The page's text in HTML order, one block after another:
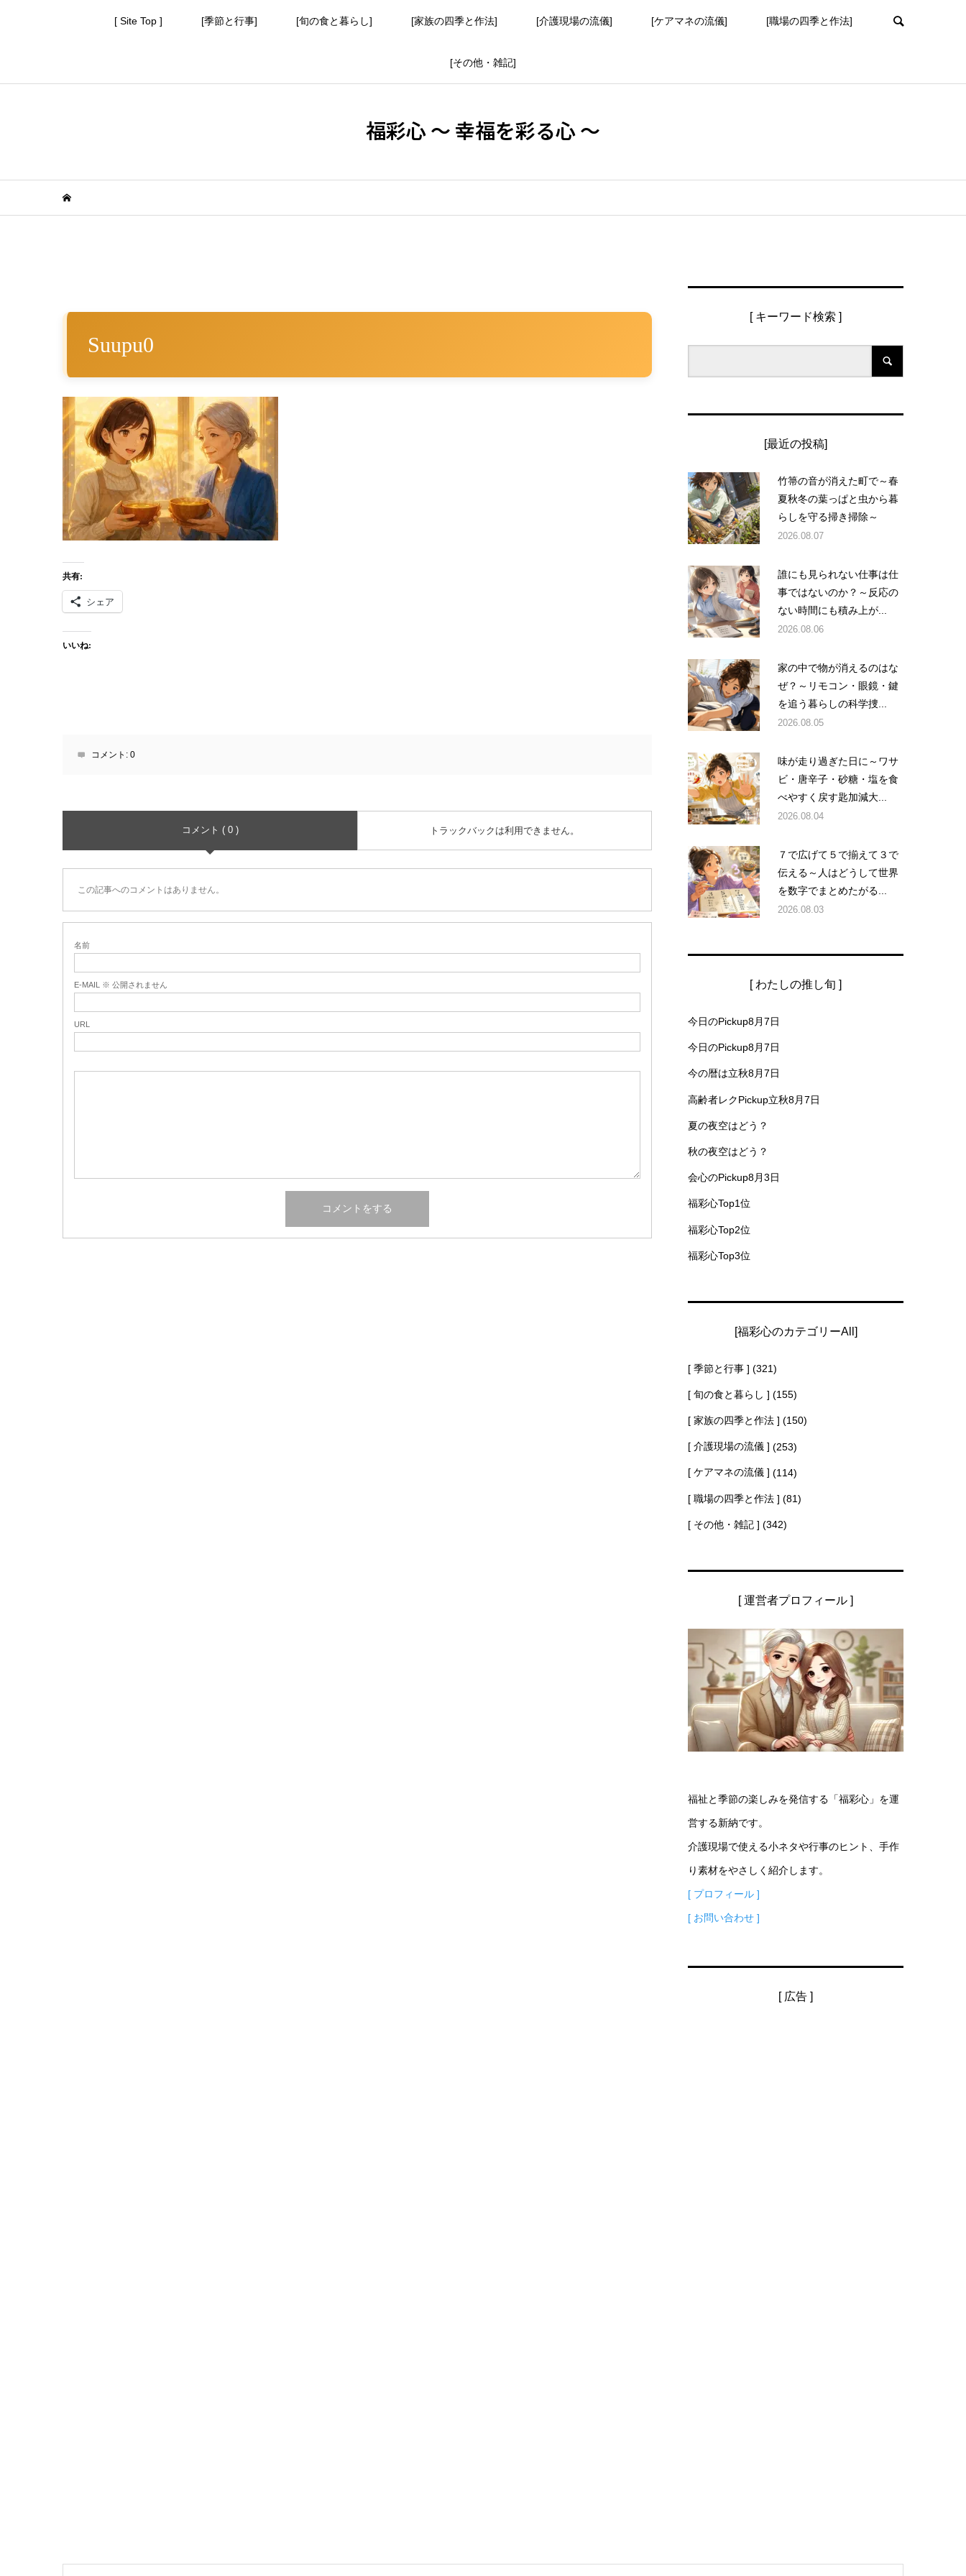
[ Site Top ] [季節と行事] [旬の食と暮らし] [家族の四季と作法] [介護現場の流儀] [ケアマネの流儀] [職場の四季と作法]
[その他・雑記]
福彩心 ～ 幸福を彩る心 ～
Suupu0
共有:
シェア
いいね:
コメント: 0
コメント ( 0 ) トラックバックは利用できません。
この記事へのコメントはありません。
名前
E-MAIL ※ 公開されません
URL
[ キーワード検索 ]
[最近の投稿]
竹箒の音が消えた町で～春
夏秋冬の葉っぱと虫から暮
らしを守る掃き掃除～
2026.08.07
誰にも見られない仕事は仕
事ではないのか？～反応の
ない時間にも積み上が...
2026.08.06
家の中で物が消えるのはな
ぜ？～リモコン・眼鏡・鍵
を追う暮らしの科学捜...
2026.08.05
味が走り過ぎた日に～ワサ
ビ・唐辛子・砂糖・塩を食
べやすく戻す匙加減大...
2026.08.04
７で広げて５で揃えて３で
伝える～人はどうして世界
を数字でまとめたがる...
2026.08.03
[ わたしの推し旬 ]
今日のPickup8月7日
今日のPickup8月7日
今の暦は立秋8月7日
高齢者レクPickup立秋8月7日
夏の夜空はどう？
秋の夜空はどう？
会心のPickup8月3日
福彩心Top1位
福彩心Top2位
福彩心Top3位
[福彩心のカテゴリーAll]
[ 季節と行事 ] (321)
[ 旬の食と暮らし ] (155)
[ 家族の四季と作法 ] (150)
[ 介護現場の流儀 ] (253)
[ ケアマネの流儀 ] (114)
[ 職場の四季と作法 ] (81)
[ その他・雑記 ] (342)
[ 運営者プロフィール ]
福祉と季節の楽しみを発信する「福彩心」を運
営する新納です。
介護現場で使える小ネタや行事のヒント、手作
り素材をやさしく紹介します。
[ プロフィール ]
[ お問い合わせ ]
[ 広告 ]